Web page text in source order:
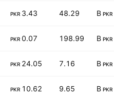
PKR
48.29
3.43
PKR
PKR
198.99
0.07
PKR
PKR
7.16
24.05
PKR
PKR
9.65
10.62
PKR